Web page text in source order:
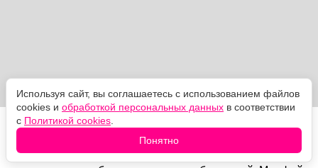
Дальше вступают Эринии. Их ярость находит
проводника в Лайте Холл, уверенной, что Морфей
виноват в исчезновении её сына, и разносит Царство
Используя сайт, вы соглашаетесь с использованием файлов
cookies и обработкой персональных данных в соответствии
с Политикой cookies
Понятно